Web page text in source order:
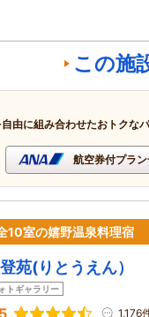
この施
由に組み合わせたおトクな
航空券付プラ
10室の嬉野温泉料理宿
苑(りとうえん）
トギャラリー
1,176